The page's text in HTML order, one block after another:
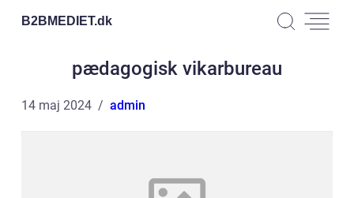
B2BMEDIET.dk
pædagogisk vikarbureau
14 maj 2024 admin